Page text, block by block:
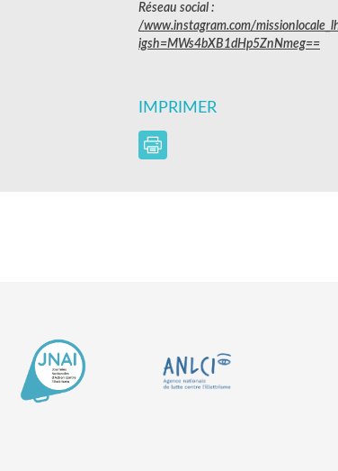
Réseau social :
/www.instagram.com/
igsh=MWs4bXB1dHp5ZnNmeg==
IMPRIMER